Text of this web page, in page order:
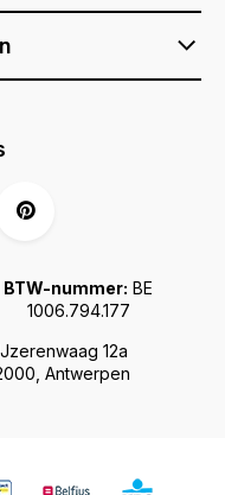
12a
Antwerpen
BTW-nummer: BE
1006.794.177